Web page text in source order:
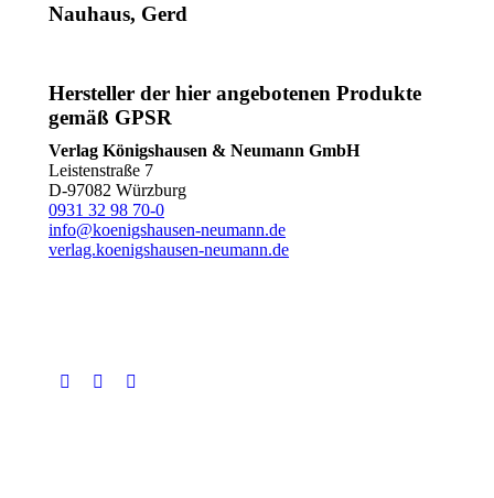
Nauhaus, Gerd
Hersteller der hier angebotenen Produkte
gemäß GPSR
Verlag Königshausen & Neumann GmbH
Leistenstraße 7
D-97082 Würzburg
0931 32 98 70-0
info@koenigshausen-neumann.de
verlag.koenigshausen-neumann.de